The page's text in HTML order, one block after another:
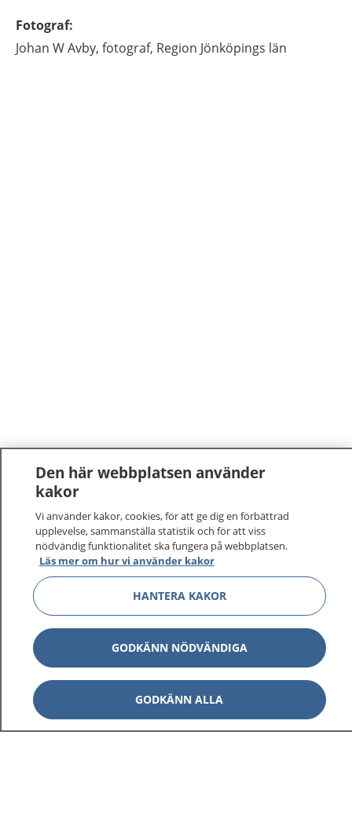
Fotograf:
Johan W Avby, fotograf, Region Jönköpings län
1177–tryggt om din hälsa och vård
På 1177.se får du råd om hälsa och information om
sjukdomar och vilka mottagningar du kan kontakta.
Logga in för att läsa din journal och göra dina
vårdärenden. Ring telefonnummer 1177 för
sjukvårdsrådgivning dygnet runt.
1177 ger dig råd när du vill må bättre.
Den här webbplatsen använder
kakor
Vi använder kakor, cookies, för att ge dig en förbättrad
upplevelse, sammanställa statistik och för att viss
nödvändig funktionalitet ska fungera på webbplatsen.
Läs mer om hur vi använder kakor
HANTERA KAKOR
GODKÄNN NÖDVÄNDIGA
GODKÄNN ALLA